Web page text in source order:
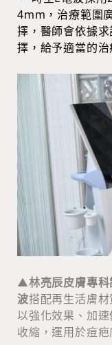
4mm，治療範圍
擇，醫師會依據
擇，給予適當的治
▲林亮辰皮膚專
波搭配再生活膚材
以強化效果、加
收縮，運用於痘